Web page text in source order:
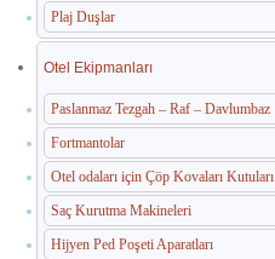
Plaj Duşlar
Otel Ekipmanları
Paslanmaz Tezgah – Raf – Davlumbaz
Fortmantolar
Otel odaları için Çöp Kovaları Kutuları
Saç Kurutma Makineleri
Hijyen Ped Poşeti Aparatları